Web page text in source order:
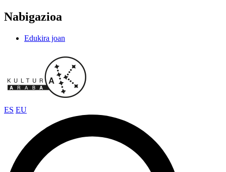
Nabigazioa
Edukira joan
ES EU